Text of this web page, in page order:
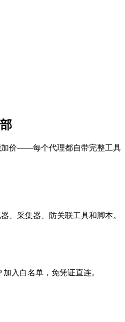
加价——每个代理都自带完整工具
采集器、防关联工具和脚本。
入白名单，免凭证直连。